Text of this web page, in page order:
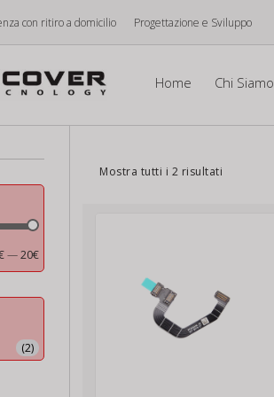
con ritiro a domicilio Progettazione e Sviluppo
Home Chi Siamo
Mostra tutti i 2 risultati
Prezzo
Prezzo
—20€
(2)